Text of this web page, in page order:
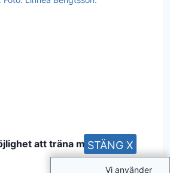
att träna med VR”
Vi använder
STÄNG X